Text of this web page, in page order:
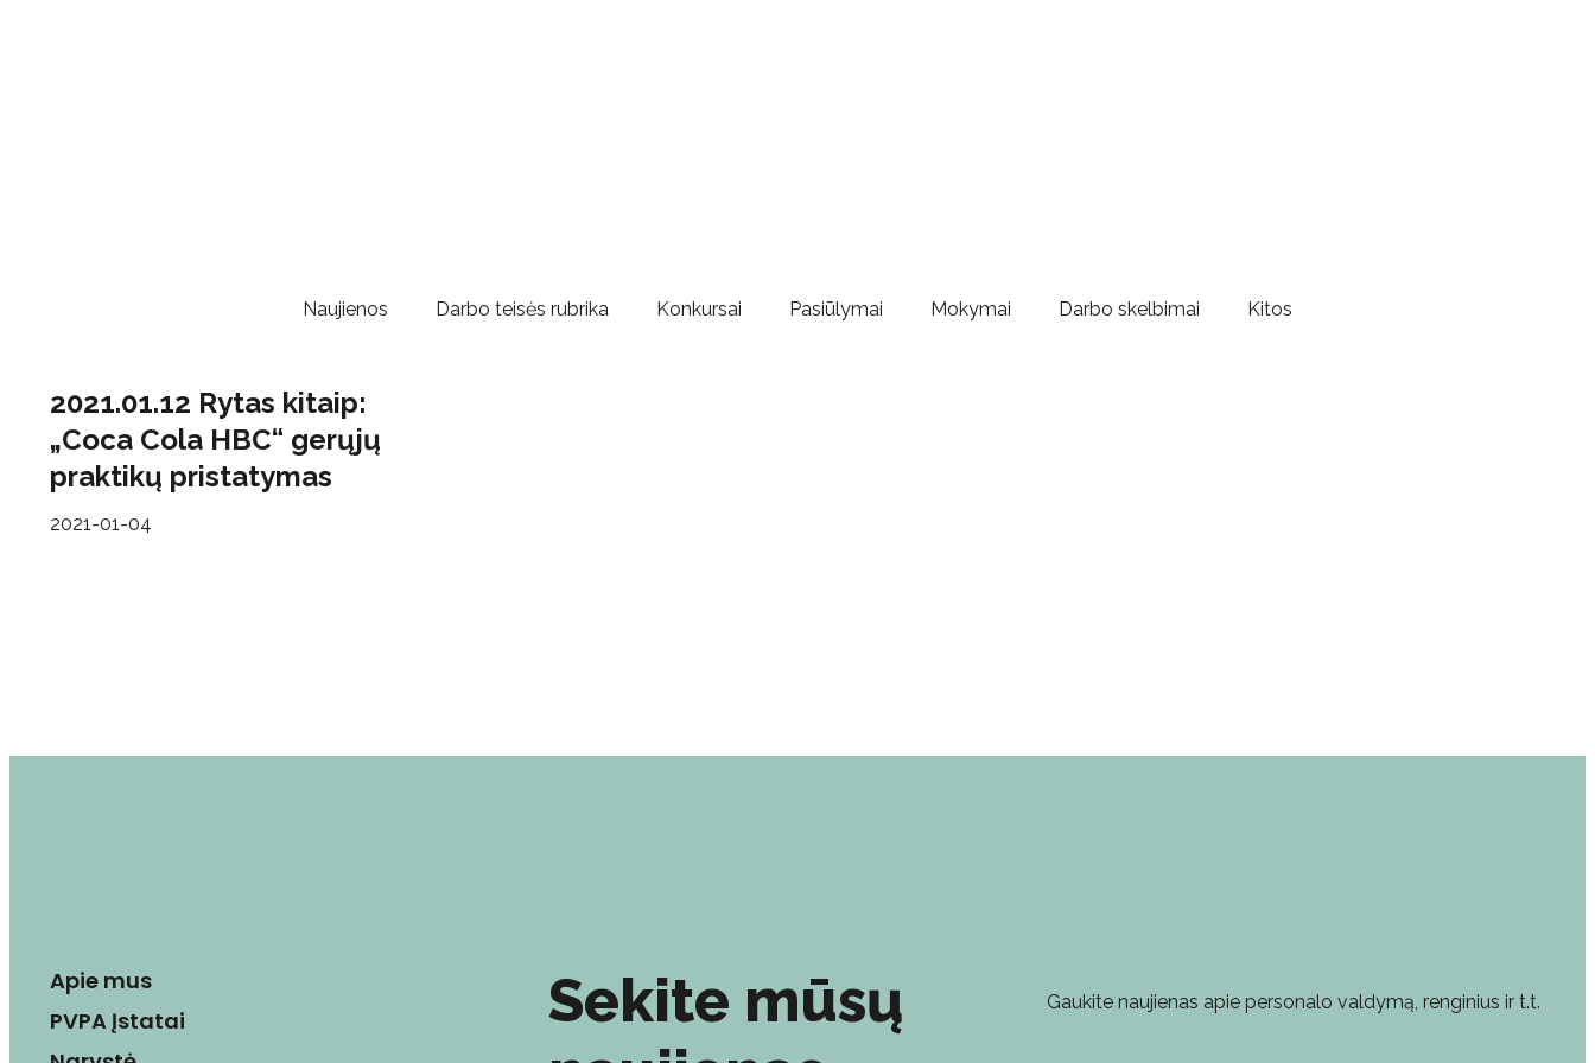
Naujienos Darbo teisės rubrika Konkursai Pasiūlymai Mokymai Darbo skelbimai Kitos
2021.01.12 Rytas kitaip:
„Coca Cola HBC“ gerųjų
praktikų pristatymas
2021-01-04
Apie mus
PVPA Įstatai
Sekite mūsų
Gaukite naujienas apie personalo valdymą, renginius ir t.t.